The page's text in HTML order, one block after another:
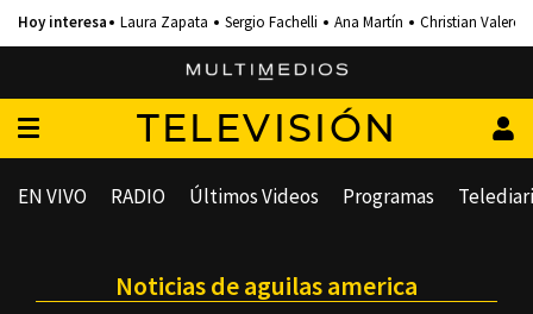
Laura Zapata Sergio Fachelli Ana Martín Christian Valero
TELEVISIÓN
EN VIVO RADIO Últimos Videos Programas
Noticias de aguilas america